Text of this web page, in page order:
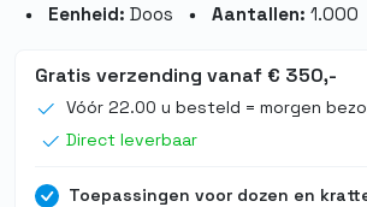
Eenheid: Doos Aantallen: 1.000
Gratis verzending vanaf € 350,-
Vóór 22.00 u besteld = morgen
Direct leverbaar
Toepassingen voor dozen en